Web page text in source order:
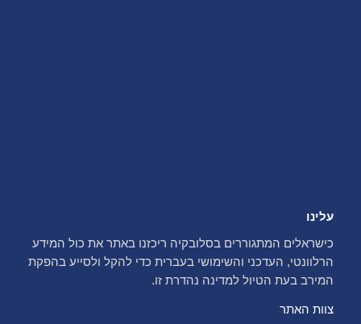
עלינו
כישראלים המתגוררים בסלובקיה ריכזנו באתר את כול המידע
הרלוונטי, העדכני והשימושי בעברית כדי להקל ולסייע בהפקת
המירב בעת הטיול למדינה נהדרת זו.
צוות האתר